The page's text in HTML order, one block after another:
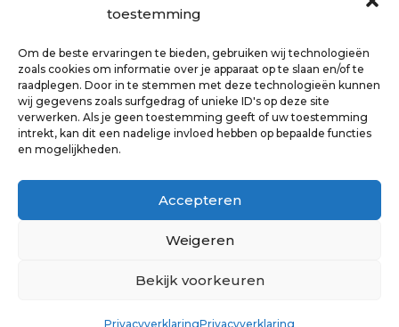
toestemming
Om de beste ervaringen te bieden, gebruiken wij technologieën
zoals cookies om informatie over je apparaat op te slaan en/of te
raadplegen. Door in te stemmen met deze technologieën kunnen
wij gegevens zoals surfgedrag of unieke ID's op deze site
verwerken. Als je geen toestemming geeft of uw toestemming
intrekt, kan dit een nadelige invloed hebben op bepaalde functies
en mogelijkheden.
Accepteren
Weigeren
Bekijk voorkeuren
PrivacyverklaringPrivacyverklaring
rust
Eerste hulp bij paniekaanval
Copyright © 2023 – VerteldT